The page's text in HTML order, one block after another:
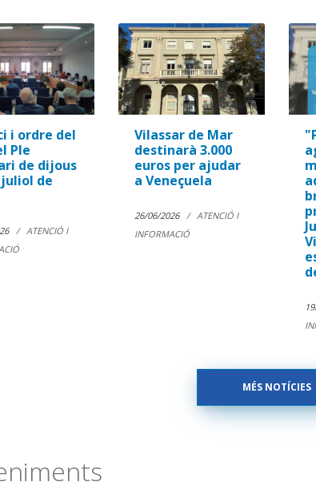
i ordre del
Ple
de dijous
juliol de
ATENCIÓ I
Vilassar de Mar
destinarà 3.000
euros per ajudar
a Veneçuela
26/06/2026
ATENCIÓ I
INFORMACIÓ
MÉS NOTÍCIES